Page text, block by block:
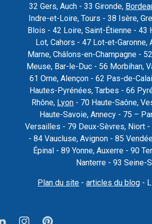
32 Gers, Auch - 33 Gironde,
Indre-et-Loire, Tours - 38 Isère,
Blois - 42 Loire, Saint-Étienne -
Lot, Cahors - 47 Lot-et-
Marne, Châlons-en-Champagne -
Meuse, Bar-le-Duc - 56 Morbihan,
61 Orne, Alençon - 62 Pas-de-
Hautes-Pyrénées, Tarbes - 66
Rhône, Lyon - 70 Haute-Saône,
Haute-Savoie, Annecy - 75 –
Versailles - 79 Deux-Sèvres, Niort -
- 84 Vaucluse, Avignon - 85
Épinal - 89 Yonne, Auxerre - 90
Nanterre - 93 Seine-
Plan du site -articles du blog -